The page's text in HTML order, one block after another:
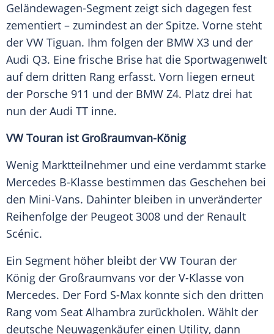
Geländewagen-Segment zeigt sich dagegen fest
zementiert – zumindest an der Spitze. Vorne steht
der VW Tiguan. Ihm folgen der BMW X3 und der
Audi Q3. Eine frische Brise hat die Sportwagenwelt
auf dem dritten Rang erfasst. Vorn liegen erneut
der Porsche 911 und der BMW Z4. Platz drei hat
nun der Audi TT inne.
VW Touran ist Großraumvan-König
Wenig Marktteilnehmer und eine verdammt starke
Mercedes B-Klasse bestimmen das Geschehen bei
den Mini-Vans. Dahinter bleiben in unveränderter
Reihenfolge der Peugeot 3008 und der Renault
Scénic.
Ein Segment höher bleibt der VW Touran der
König der Großraumvans vor der V-Klasse von
Mercedes. Der Ford S-Max konnte sich den dritten
Rang vom Seat Alhambra zurückholen. Wählt der
deutsche Neuwagenkäufer einen Utility, dann